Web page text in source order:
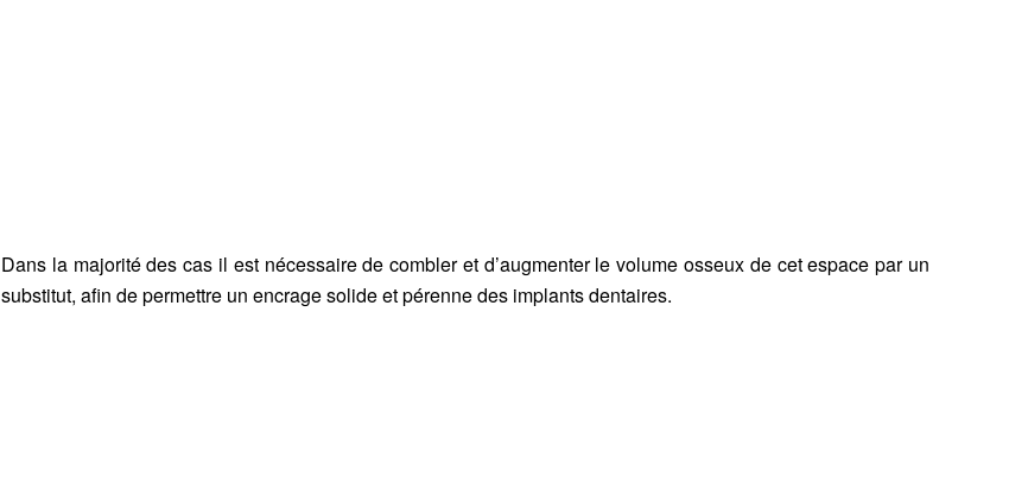
Dans la majorité des cas il est nécessaire de combler et d’augmenter le volume osseux de cet espace par un
substitut, afin de permettre un encrage solide et pérenne des implants dentaires.